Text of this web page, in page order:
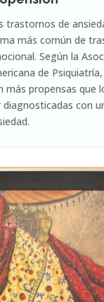
trastornos de
más común de
Según la
de
más propensas que
diagnosticadas con